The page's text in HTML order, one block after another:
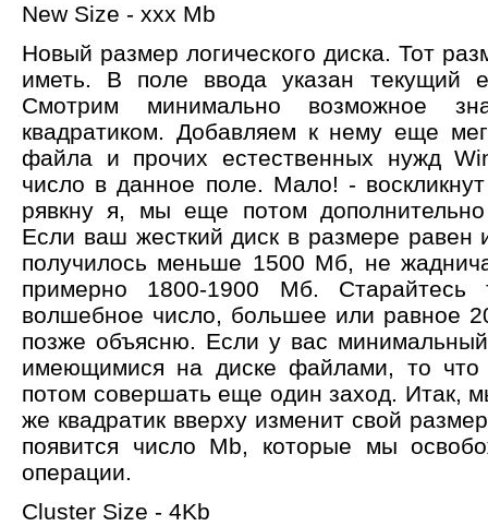
New Size - xxx Mb
Новый размер логического диска. Тот
иметь. В поле ввода указан текущий
Смотрим минимально возможное
квадратиком. Добавляем к нему еще
файла и прочих естественных нужд
число в данное поле. Мало! -
рявкну я, мы еще потом
Если ваш жесткий диск в размере
получилось меньше 1500 Мб, не
примерно 1800-1900 Мб. Старайтесь
волшебное число, большее или равное
позже объясню. Если у вас
имеющимися на диске файлами, то что
потом совершать еще один заход. Итак,
же квадратик вверху изменит свой
появится число Mb, которые мы
операции.
Cluster Size - 4Kb